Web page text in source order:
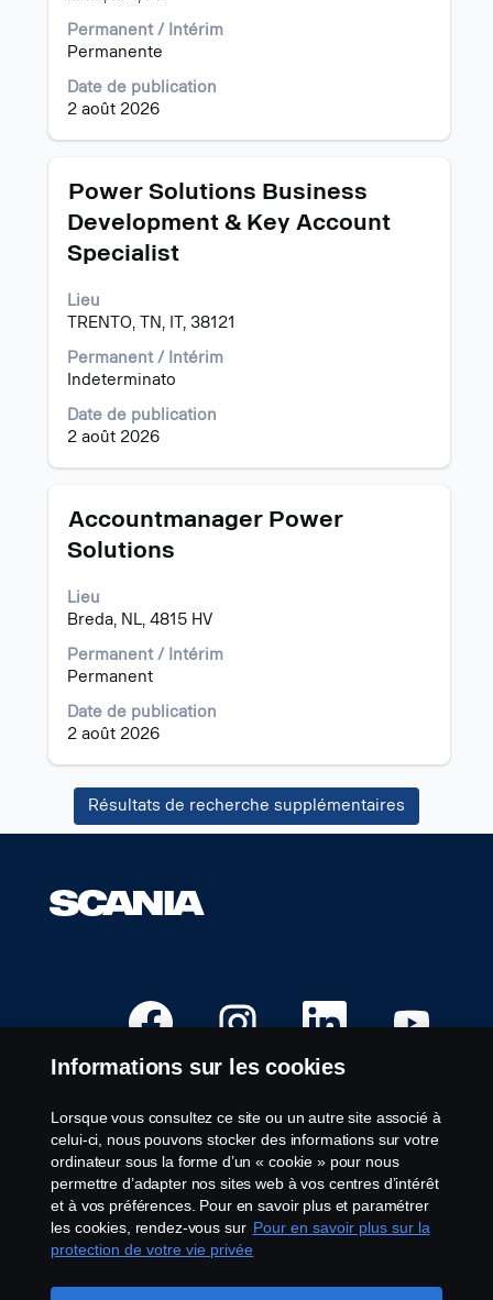
Permanent / Intérim
Permanente
Date de publication
2 août 2026
afficher
tout
contenu
des
Titre
Power Solutions Business
Development & Key Account
Specialist
Lieu
TRENTO, TN, IT, 38121
Permanent / Intérim
Indeterminato
Date de publication
2 août 2026
Sélectionnez
la
barre
pour
afficher
le
contenu
des
informations
Titre
Accountmanager Power
Solutions
Lieu
Breda, NL, 4815 HV
Permanent / Intérim
Permanent
Date de publication
2 août 2026
Sélectionnez
la
d’espacement
pour
afficher
tout
contenu
des
Résultats de recherche supplémentaires
o
v
r
a
n
s
u
n
n
u
v
o
v
r
a
n
s
u
n
n
u
v
e
S
o
v
r
a
n
s
u
n
n
o
u
o
a
n
s
u
n
n
u
Postes vacants
Lieu de travail
Contactez-nous
À propos de Scania
Mentions légales
Informations sur les cookies
Lorsque vous consultez ce site ou un autre site associé à
celui-ci, nous pouvons stocker des informations sur votre
ordinateur sous la forme d’un « cookie » pour nous
permettre d’adapter nos sites web à vos centres d’intérêt
et à vos préférences. Pour en savoir plus et paramétrer
les cookies, rendez-vous sur Pour en savoir plus sur la
protection de votre vie privée